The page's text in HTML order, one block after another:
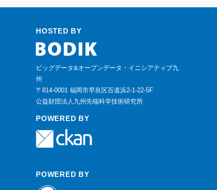
HOSTED BY
ビッグデータ&オープンデータ・イニシアティブ九
州
〒814-0001 福岡市早良区百道浜2-1-22-5F
公益財団法人九州先端科学技術研究所
POWERED BY
POWERED BY